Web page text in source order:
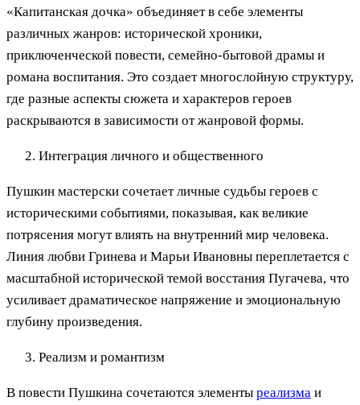
«Капитанская дочка» объединяет в себе элементы
различных жанров: исторической хроники,
приключенческой повести, семейно-бытовой драмы и
романа воспитания. Это создает многослойную структуру,
где разные аспекты сюжета и характеров героев
раскрываются в зависимости от жанровой формы.
Интеграция личного и общественного
Пушкин мастерски сочетает личные судьбы героев с
историческими событиями, показывая, как великие
потрясения могут влиять на внутренний мир человека.
Линия любви Гринева и Марьи Ивановны переплетается с
масштабной исторической темой восстания Пугачева, что
усиливает драматическое напряжение и эмоциональную
глубину произведения.
Реализм и романтизм
В повести Пушкина сочетаются элементы реализма и